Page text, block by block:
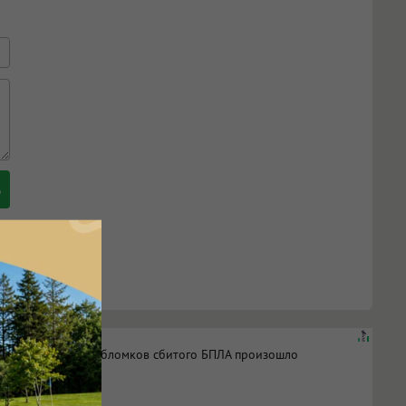
падения обломков сбитого БПЛА произошло
поле